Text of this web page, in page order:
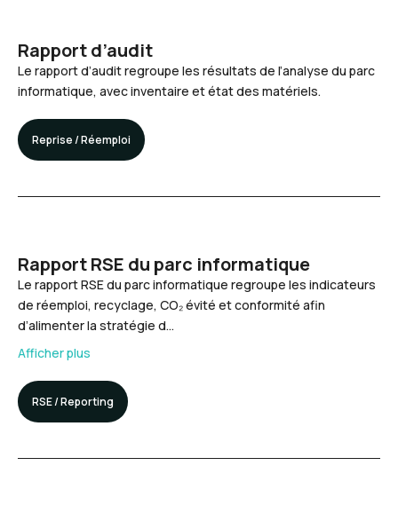
Rapport d’audit
Le rapport d’audit regroupe les résultats de l’analyse du parc
informatique, avec inventaire et état des matériels.
Reprise / Réemploi
Rapport RSE du parc informatique
Le rapport RSE du parc informatique regroupe les indicateurs
de réemploi, recyclage, CO₂ évité et conformité afin
d’alimenter la stratégie d…
Afficher plus
RSE / Reporting